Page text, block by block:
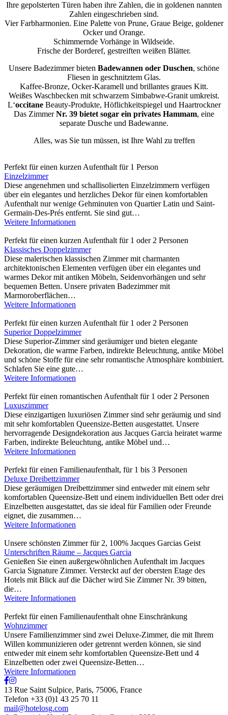
Ihre gepolsterten Türen haben ihre Zahlen, die in goldenen nannten
Zahlen eingeschrieben sind.
Vier Farbharmonien. Eine Palette von Prune, Graue Beige, goldener
Ocker und Orange.
Schimmernde Vorhänge in Wildseide.
Frische der Borderef, gestreiften weißen Blätter.
Unsere Badezimmer bieten Badewannen oder Duschen, schöne
Fliesen in geschnitztem Glas.
Kaffee-Bronze, Ocker-Karamell und brillantes graues Kitt.
Weißes Waschbecken mit schwarzem Simbabwe-Granit umkreist.
L‘occitaneBeauty-Produkte, Höflichkeitspiegel und Haartrockner
Das ZimmerNr. 39 bietet sogar ein privates Hammam, eine
separate Dusche und Badewanne.
Alles, was Sie tun müssen, ist Ihre Wahl zu treffen
Perfekt für einen kurzen Aufenthalt für 1 Person
Einzelzimmer
Diese angenehmen und schallisolierten Einzelzimmern verfügen
über ein elegantes und herzliches Dekor für einen komfortablen
Aufenthalt nur wenige Gehminuten von Quartier Latin und Saint-
Germain-Des-Prés entfernt. Sie sind gut…
Weitere Informationen
Perfekt für einen kurzen Aufenthalt für 1 oder 2 Personen
Klassisches Doppelzimmer
Diese malerischen klassischen Zimmer mit charmanten
architektonischen Elementen verfügen über ein elegantes und
warmes Dekor mit antiken Möbeln, Seidenvorhängen und sehr
bequemen Betten. Unsere privaten Badezimmer mit
Marmoroberflächen…
Weitere Informationen
Perfekt für einen kurzen Aufenthalt für 1 oder 2 Personen
Superior Doppelzimmer
Diese Superior-Zimmer sind geräumiger und bieten elegante
Dekoration, die warme Farben, indirekte Beleuchtung, antike Möbel
und schöne Stoffe für eine sehr romantische Atmosphäre kombiniert.
Schlafen Sie eine gute…
Weitere Informationen
Perfekt für einen romantischen Aufenthalt für 1 oder 2 Personen
Luxuszimmer
Diese einzigartigen luxuriösen Zimmer sind sehr geräumig und sind
mit sehr komfortablen Queensize-Betten ausgestattet. Unsere
hervorragende Designdekoration aus Jacques Garcia heiratet warme
Farben, indirekte Beleuchtung, antike Möbel und…
Weitere Informationen
Perfekt für einen Familienaufenthalt, für 1 bis 3 Personen
Deluxe Dreibettzimmer
Diese geräumigen Dreibettzimmer sind entweder mit einem sehr
komfortablen Queensize-Bett und einem individuellen Bett oder drei
Einzelbetten ausgestattet, das sie ideal für Familien oder Freunde
eignet, die zusammen…
Weitere Informationen
Unsere schönsten Zimmer für 2, 100% Jacques Garcias Geist
Unterschriften Räume – Jacques Garcia
Genießen Sie einen außergewöhnlichen Aufenthalt im Jacques
Garcia Signature Zimmer. Versteckt auf der obersten Etage des
Hotels mit Blick auf die Dächer wird Sie Zimmer Nr. 39 bitten,
die…
Weitere Informationen
Perfekt für einen Familienaufenthalt ohne Einschränkung
Wohnzimmer
Unsere Familienzimmer sind zwei Deluxe-Zimmer, die mit Ihrem
Willen kommunizieren oder getrennt werden können, sie sind
entweder mit einem sehr komfortablen Queensize-Bett und 4
Einzelbetten oder zwei Queensize-Betten…
Weitere Informationen
13 Rue Saint Sulpice, Paris, 75006, France
Telefon +33 (0)1 43 25 70 11
mail@hotelosg.com